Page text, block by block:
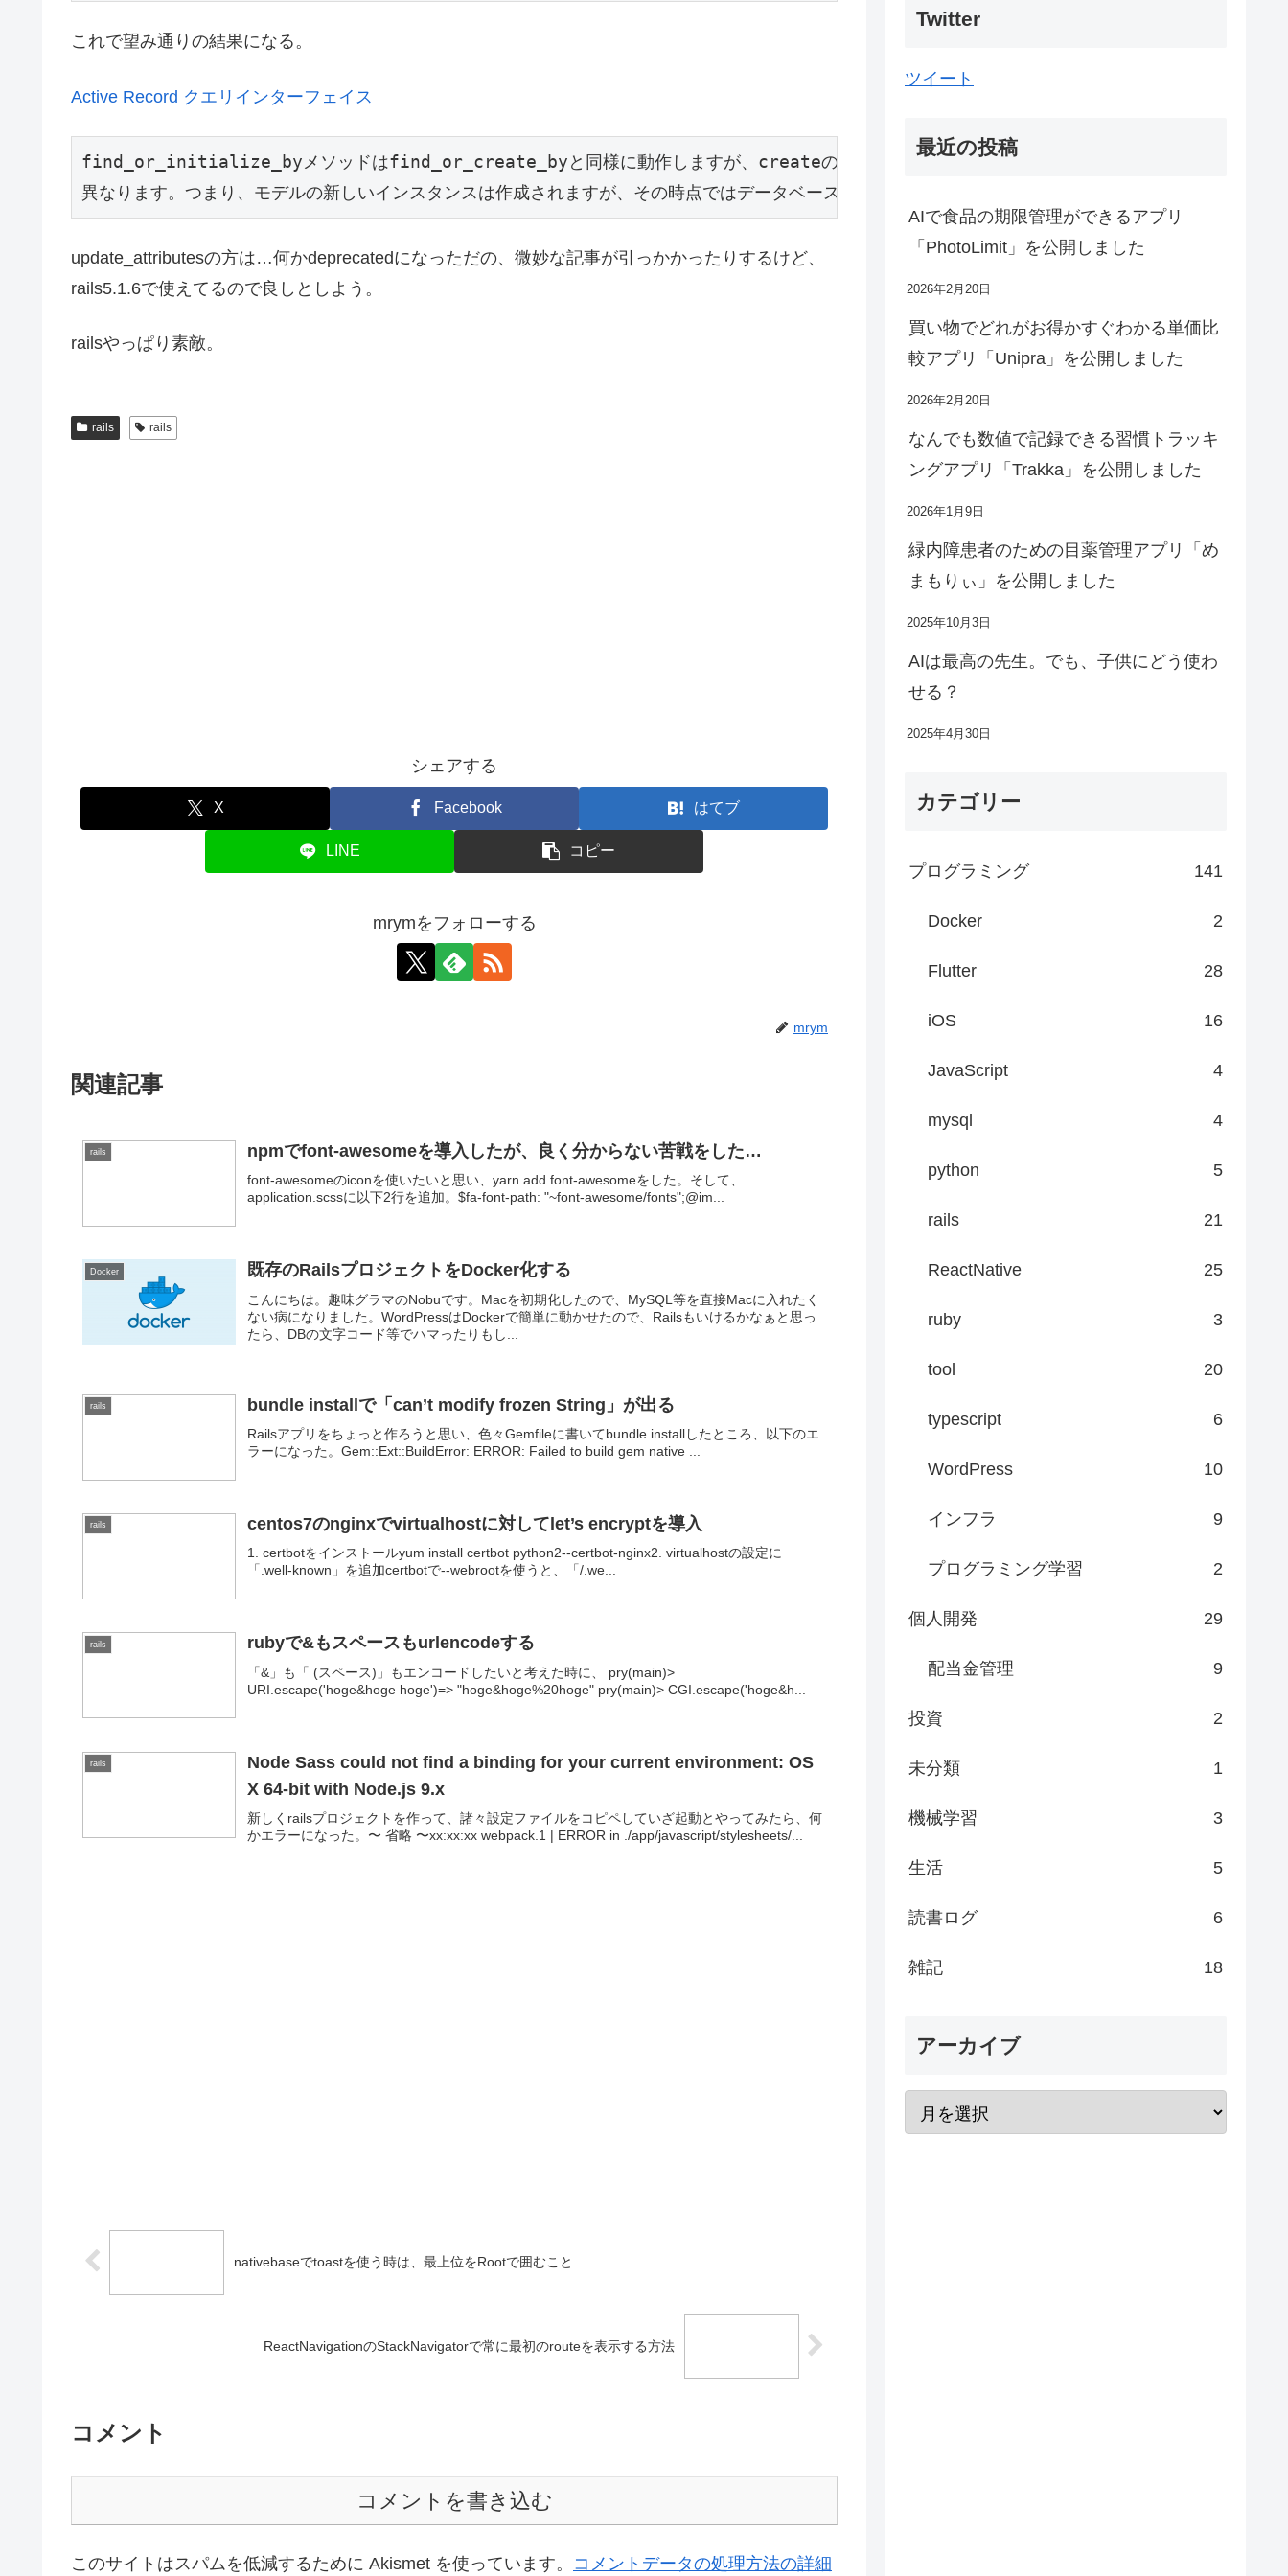
これで望み通りの結果になる。
Active Record クエリインターフェイス
find_or_initialize_byメソッドはfind_or_create_byと同様に動作しますが、createの代りにnewを呼ぶ点が
update_attributesの方は…何かdeprecatedになっただの、微妙な記事が引っかかったりするけど、
rails5.1.6で使えてるので良しとしよう。
railsやっぱり素敵。
rails rails
シェアする
X Facebook はてブ
LINE コピー
mrymをフォローする
mrym
関連記事
rails npmでfont-awesomeを導入したが、良く分からない苦戦をした…
font-awesomeのiconを使いたいと思い、yarn add font-awesomeをした。そして、
application.scssに以下2行を追加。$fa-font-path: "~font-awesome/fonts";@im...
Docker 既存のRailsプロジェクトをDocker化する
こんにちは。趣味グラマのNobuです。Macを初期化したので、MySQL等を直接Macに入れたく
ない病になりました。WordPressはDockerで簡単に動かせたので、Railsもいけるかなぁと思っ
たら、DBの文字コード等でハマったりもし...
rails bundle installで「can’t modify frozen String」が出る
Railsアプリをちょっと作ろうと思い、色々Gemfileに書いてbundle installしたところ、以下のエ
ラーになった。Gem::Ext::BuildError: ERROR: Failed to build gem native ...
rails centos7のnginxでvirtualhostに対してlet’s encryptを導入
1. certbotをインストールyum install certbot python2--certbot-nginx2. virtualhostの設定に
「.well-known」を追加certbotで--webrootを使うと、「/.we...
rails rubyで&もスペースもurlencodeする
「&」も「 (スペース)」もエンコードしたいと考えた時に、 pry(main)>
URI.escape('hoge&hoge hoge')=> "hoge&hoge%20hoge" pry(main)> CGI.escape('hoge&h...
rails
Node Sass could not find a binding for your current environment: OS
X 64-bit with Node.js 9.x
新しくrailsプロジェクトを作って、諸々設定ファイルをコピペしていざ起動とやってみたら、何
かエラーになった。〜 省略 〜xx:xx:xx webpack.1 | ERROR in ./app/javascript/stylesheets/...
nativebaseでtoastを使う時は、最上位をRootで囲むこと
ReactNavigationのStackNavigatorで常に最初のrouteを表示する方法
コメント
コメントを書き込む
このサイトはスパムを低減するために Akismet を使っています。 コメントデータの処理方法の詳細
Twitter
ツイート
最近の投稿
AIで食品の期限管理ができるアプリ
「PhotoLimit」を公開しました
2026年2月20日
買い物でどれがお得かすぐわかる単価比
較アプリ「Unipra」を公開しました
2026年2月20日
なんでも数値で記録できる習慣トラッキ
ングアプリ「Trakka」を公開しました
2026年1月9日
緑内障患者のための目薬管理アプリ「め
まもりぃ」を公開しました
2025年10月3日
AIは最高の先生。でも、子供にどう使わ
せる？
2025年4月30日
カテゴリー
プログラミング 141
Docker 2
Flutter 28
iOS 16
JavaScript 4
mysql 4
python 5
rails 21
ReactNative 25
ruby 3
tool 20
typescript 6
WordPress 10
インフラ 9
プログラミング学習 2
個人開発 29
配当金管理 9
投資 2
未分類 1
機械学習 3
生活 5
読書ログ 6
雑記 18
アーカイブ